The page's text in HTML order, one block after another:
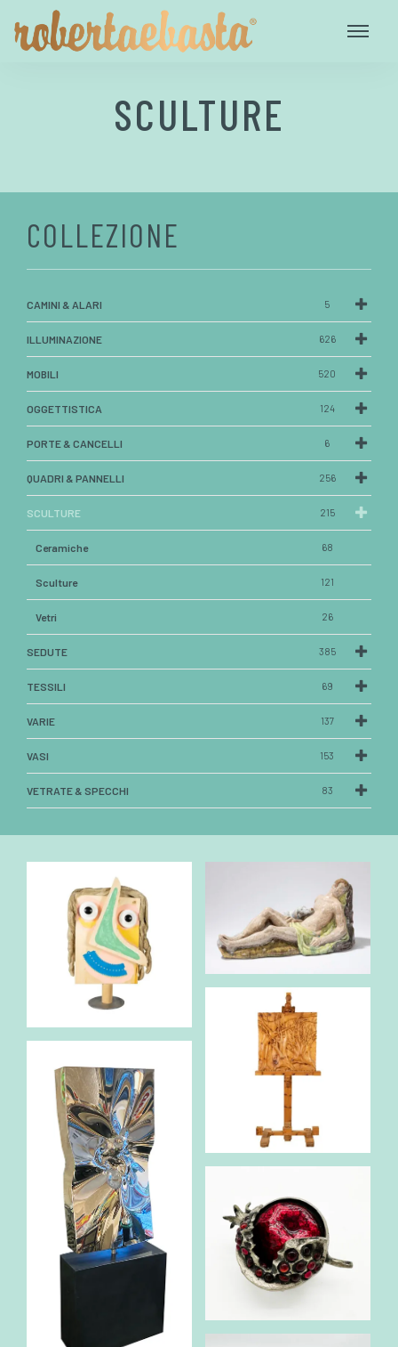
SCULTURE
COLLEZIONE
CAMINI & ALARI 5
ILLUMINAZIONE 626
MOBILI 520
OGGETTISTICA 124
PORTE & CANCELLI 6
QUADRI & PANNELLI 256
SCULTURE 215
Ceramiche 68
Sculture 121
Vetri 26
SEDUTE 385
TESSILI 69
VARIE 137
VASI 153
VETRATE & SPECCHI 83